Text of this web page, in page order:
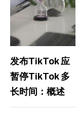
发布TikTok 应
暂停TikTok 多
长时间：概述